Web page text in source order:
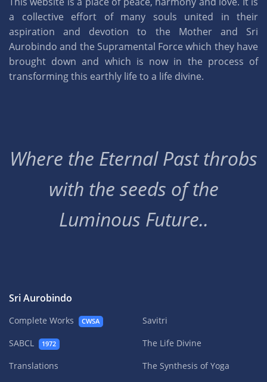
a collective effort of many souls united in their
aspiration and devotion to the Mother and Sri
Aurobindo and the Supramental Force which they have
brought down and which is now in the process of
transforming this earthly life to a life divine.
Where the Eternal Past throbs
with the seeds of the
Luminous Future..
Sri Aurobindo
Complete Works CWSA
SABCL 1972
Translations
Savitri
The Life Divine
The Synthesis of Yoga